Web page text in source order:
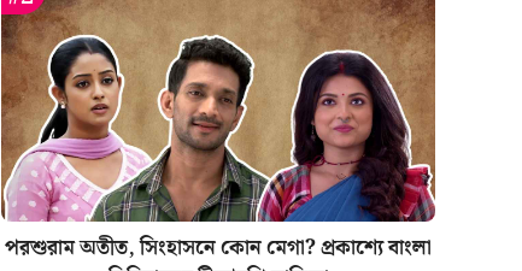
পরশুরাম অতীত, সিংহাসনে কোন মেগা? প্রকাশ্যে বাংলা